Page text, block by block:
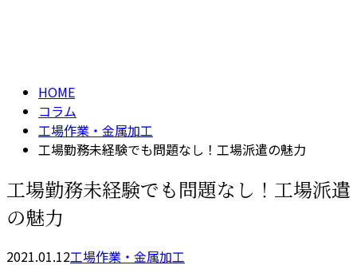
HOME
コラム
工場作業・金属加工
工場勤務未経験でも問題なし！工場派遣の魅力
工場勤務未経験でも問題なし！工場派遣
の魅力
2021.01.12工場作業・金属加工